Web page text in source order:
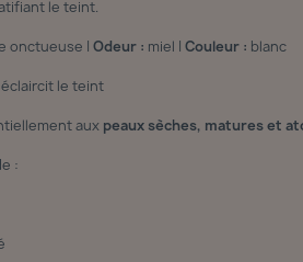
le teint.
onctueuse | Odeur : miel | Couleur : blanc
le teint
aux peaux sèches, matures et
: